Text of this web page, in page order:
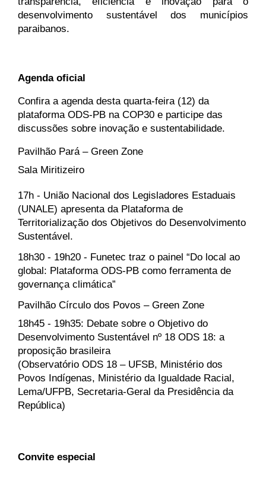
desenvolvimento sustentável dos municípios
paraibanos.
Agenda oficial
Confira a agenda desta quarta-feira (12) da
plataforma ODS-PB na COP30 e participe das
discussões sobre inovação e sustentabilidade.
Pavilhão Pará – Green Zone
Sala Miritizeiro
17h - União Nacional dos Legisladores Estaduais
(UNALE) apresenta da Plataforma de
Territorialização dos Objetivos do Desenvolvimento
Sustentável.
18h30 - 19h20 - Funetec traz o painel “Do local ao
global: Plataforma ODS-PB como ferramenta de
governança climática”
Pavilhão Círculo dos Povos – Green Zone
18h45 - 19h35: Debate sobre o Objetivo do
Desenvolvimento Sustentável nº 18 ODS 18: a
proposição brasileira
(Observatório ODS 18 – UFSB, Ministério dos
Povos Indígenas, Ministério da Igualdade Racial,
Lema/UFPB, Secretaria-Geral da Presidência da
República)
Convite especial